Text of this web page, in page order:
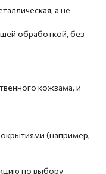
а не
обработкой, без
кожзама, и
(например,
по выбору